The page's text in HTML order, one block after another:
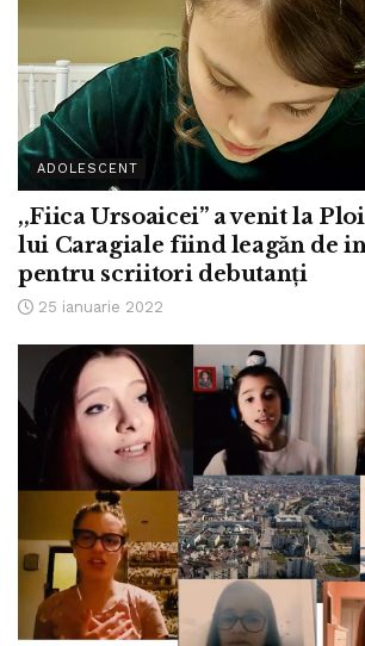
ADOLESCENT
,,Fiica Ursoaicei” a venit la
lui Caragiale fiind leagăn de
pentru scriitori debutanți
25 ianuarie 2022